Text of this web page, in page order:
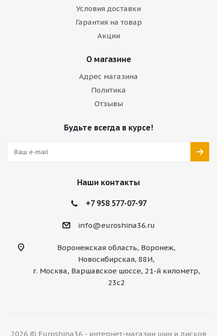
Условия доставки
Гарантия на товар
Акции
О магазине
Адрес магазина
Политика
Отзывы
Будьте всегда в курсе!
Наши контакты
+7 958 577-07-97
info@euroshina36.ru
Воронежская область, Воронеж,
Новосибирская, 88И,
г. Москва, Варшавское шоссе, 21-й километр,
23с2
2026 © Euroshina36 - интернет-магазин шин и дисков